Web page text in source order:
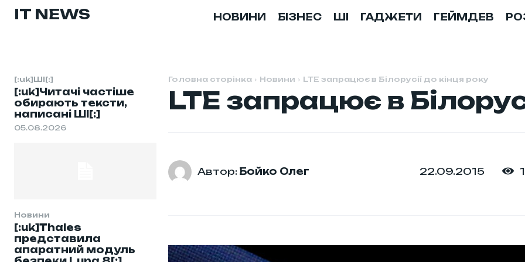
IT NEWS НОВИНИ БІЗНЕС ШІ ГАДЖЕТИ ГЕЙМДЕВ
[:uk]ШІ[:]
[:uk]Читачі частіше
обирають тексти,
написані ШІ[:]
05.08.2026
Новини
[:uk]Thales
представила
апаратний модуль
Головна сторінка Новини LTE запрацює в Білорусії до кінця року
LTE запрацює в
Автор: Бойко Олег 22.09.2015